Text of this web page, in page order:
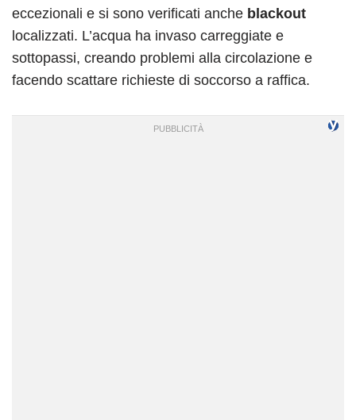
eccezionali e si sono verificati anche blackout
localizzati. L’acqua ha invaso carreggiate e
sottopassi, creando problemi alla circolazione e
facendo scattare richieste di soccorso a raffica.